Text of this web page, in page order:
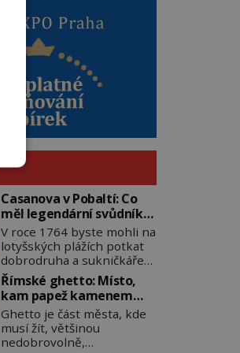
Casanova v Pobaltí: Co
měl legendární svůdník
společného se
svobodnými zednáři?
V roce 1764 byste mohli na
lotyšských plážích potkat
dobrodruha a sukničkáře
Giacoma Casanovu. Jeho
cesta k Baltskému moři
však nebyla turistickým
výletem, ale ryze pracovní
cestou se zištnými úmysly.
Jaký cíl Casanova sledoval,
Římské ghetto: Místo,
kam papež kamenem
dohodil
Ghetto je část města, kde
musí žít, většinou
nedobrovolně,